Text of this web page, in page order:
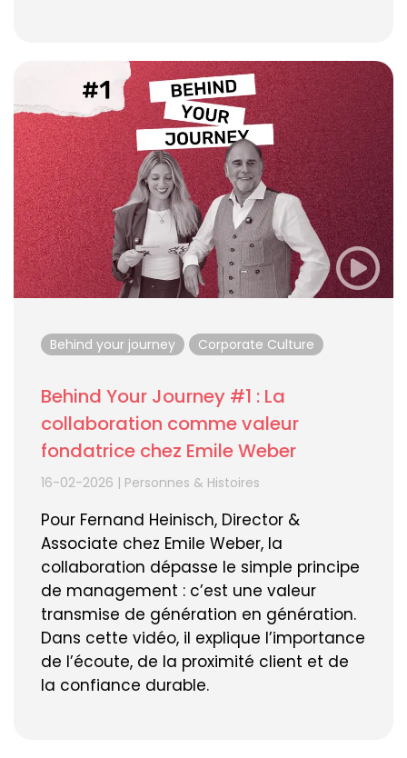
Behind your journey Corporate Culture
Behind Your Journey #1 : La
collaboration comme valeur
fondatrice chez Emile Weber
16-02-2026 | Personnes & Histoires
Pour Fernand Heinisch, Director &
Associate chez Emile Weber, la
collaboration dépasse le simple principe
de management : c’est une valeur
transmise de génération en génération.
Dans cette vidéo, il explique l’importance
de l’écoute, de la proximité client et de
la confiance durable.